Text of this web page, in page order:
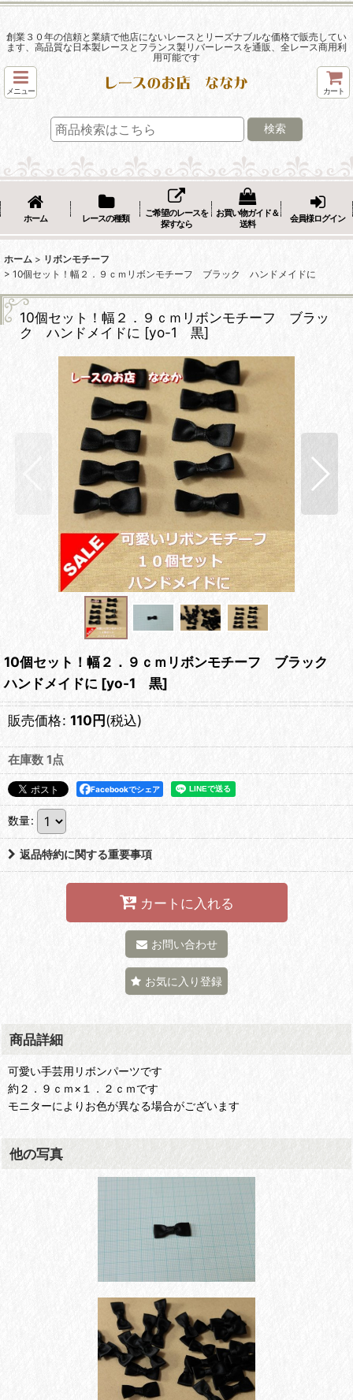
創業３０年の信頼と業績で他店にないレースとリーズナブルな価格で販売してい
ます、高品質な日本製レースとフランス製リバーレースを通販、全レース商用利
用可能です
メニュー カート
検索
ホーム レースの種類
ご希望のレースを
探すなら
お買い物ガイド＆
送料
会員様ログイン
ホーム > リボンモチーフ
> 10個セット！幅２．９ｃｍリボンモチーフ ブラック ハンドメイドに
10個セット！幅２．９ｃｍリボンモチーフ ブラッ
ク ハンドメイドに [yo-1 黒]
10個セット！幅２．９ｃｍリボンモチーフ ブラック
ハンドメイドに [yo-1 黒]
販売価格: 110円(税込)
在庫数 1点
Facebookでシェア
数量:
返品特約に関する重要事項
カートに入れる
お問い合わせ
お気に入り登録
商品詳細
可愛い手芸用リボンパーツです
約２．９ｃｍ×１．２ｃｍです
モニターによりお色が異なる場合がございます
他の写真